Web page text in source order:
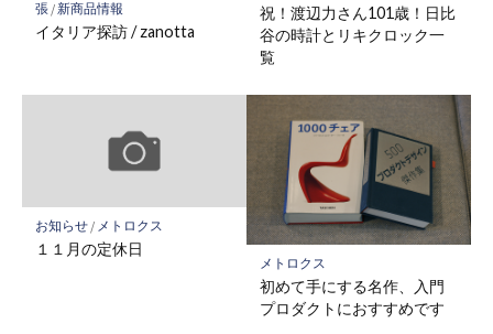
張/新商品情報
イタリア探訪 / zanotta
祝！渡辺力さん101歳！日比
谷の時計とリキクロック一
覧
お知らせ/ メトロクス
１１月の定休日
メトロクス
初めて手にする名作、入門
プロダクトにおすすめです